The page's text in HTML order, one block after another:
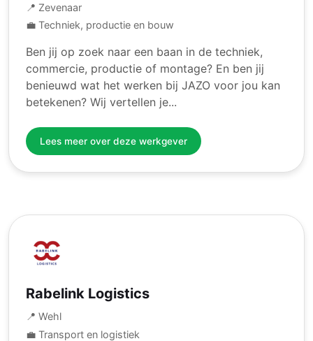
📍 Zevenaar
💼 Techniek, productie en bouw
Ben jij op zoek naar een baan in de techniek,
commercie, productie of montage? En ben jij
benieuwd wat het werken bij JAZO voor jou kan
betekenen? Wij vertellen je...
Lees meer over deze werkgever
Rabelink Logistics
📍 Wehl
💼 Transport en logistiek